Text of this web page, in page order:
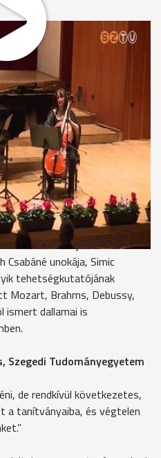
tanítványai is felléptek a
emlékkoncertjén. A
kitüntetett
el. Lánya elmondta, hogy a
meg, hogy a 70.
egy meglepetéskoncertet, és
volna, akkor valahogy nem
hogy azért fentről most is
Liszt-díjas
unokája, Simic
tehetségkutatójának
Mozart, Brahms, Debussy,
ismert dallamai is
Szegedi Tudományegyetem
de rendkívül következetes,
tanítványaiba, és végtelen